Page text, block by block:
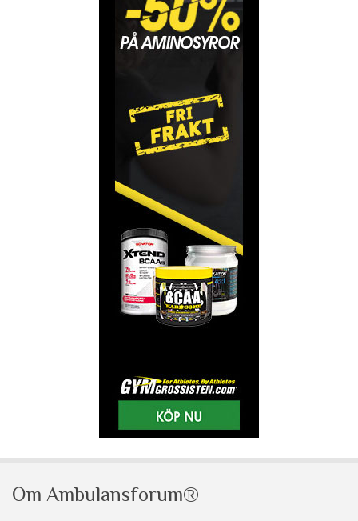
Om Ambulansforum®